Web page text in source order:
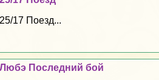
25/17 Поезд...
Любэ Последний бой